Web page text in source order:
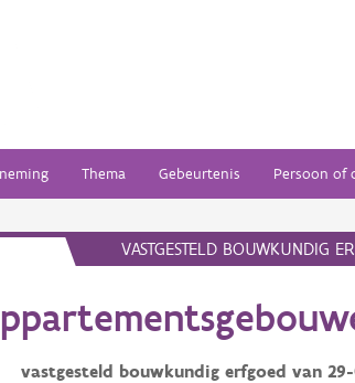
Thema Gebeurtenis Persoon of
VASTGESTELD BOUWKUNDIG
vastgesteld bouwkundig erfgoed van